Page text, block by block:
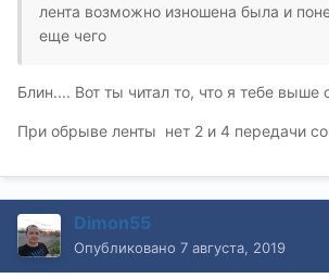
лента возможно изношена была и
еще чего
Блин.... Вот ты читал то, что я тебе выше
При обрыве ленты нет 2 и 4 передачи
Dimon55
Опубликовано 7 августа, 2019